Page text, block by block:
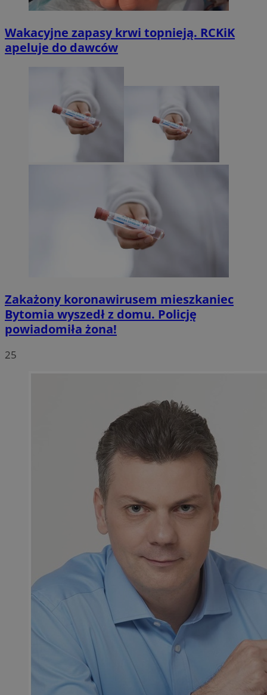
Wakacyjne zapasy krwi topnieją. RCKiK
apeluje do dawców
Zakażony koronawirusem mieszkaniec
Bytomia wyszedł z domu. Policję
powiadomiła żona!
25